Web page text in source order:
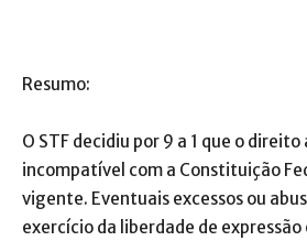
Resumo:
O STF decidiu por 9 a 1 que o
incompatível com a Constituição
vigente. Eventuais excessos ou
exercício da liberdade de